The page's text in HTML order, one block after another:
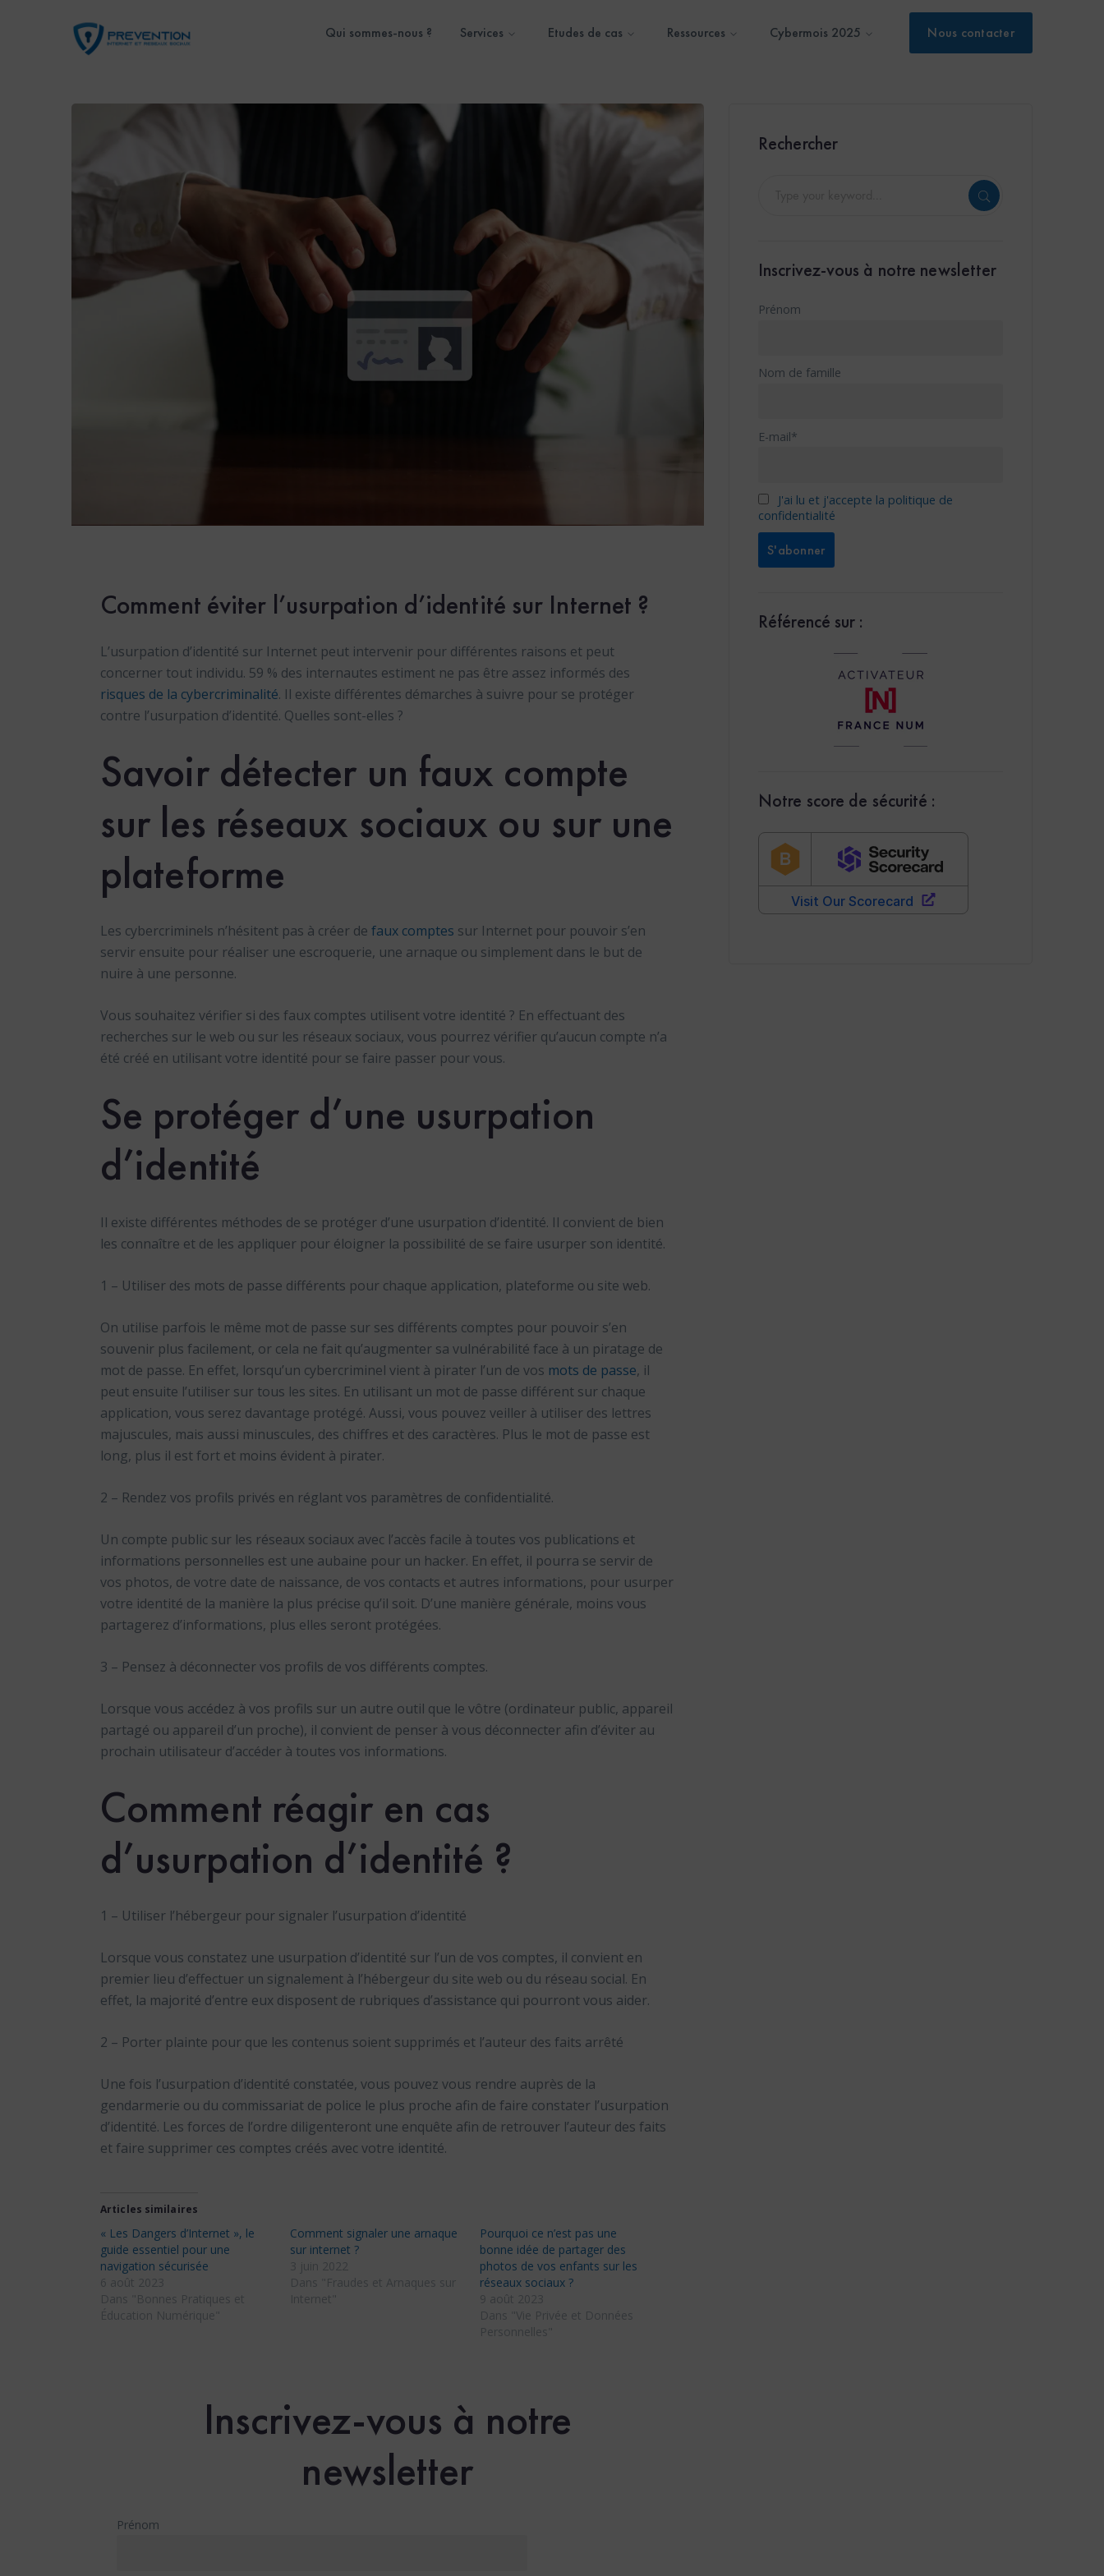
Nous contacter
Qui sommes-nous ? Services Etudes de cas Ressources Cybermois 2025
Comment éviter l’usurpation d’identité sur Internet ?
L’usurpation d’identité sur Internet peut intervenir pour différentes raisons et peut
concerner tout individu. 59 % des internautes estiment ne pas être assez informés des
risques de la cybercriminalité. Il existe différentes démarches à suivre pour se protéger
contre l’usurpation d’identité. Quelles sont-elles ?
Savoir détecter un faux compte
sur les réseaux sociaux ou sur une
plateforme
Les cybercriminels n’hésitent pas à créer de faux comptes sur Internet pour pouvoir s’en
servir ensuite pour réaliser une escroquerie, une arnaque ou simplement dans le but de
nuire à une personne.
Vous souhaitez vérifier si des faux comptes utilisent votre identité ? En effectuant des
recherches sur le web ou sur les réseaux sociaux, vous pourrez vérifier qu’aucun compte n’a
été créé en utilisant votre identité pour se faire passer pour vous.
Se protéger d’une usurpation
d’identité
Il existe différentes méthodes de se protéger d’une usurpation d’identité. Il convient de bien
les connaître et de les appliquer pour éloigner la possibilité de se faire usurper son identité.
1 – Utiliser des mots de passe différents pour chaque application, plateforme ou site web.
On utilise parfois le même mot de passe sur ses différents comptes pour pouvoir s’en
souvenir plus facilement, or cela ne fait qu’augmenter sa vulnérabilité face à un piratage de
mot de passe. En effet, lorsqu’un cybercriminel vient à pirater l’un de vos mots de passe, il
peut ensuite l’utiliser sur tous les sites. En utilisant un mot de passe différent sur chaque
application, vous serez davantage protégé. Aussi, vous pouvez veiller à utiliser des lettres
majuscules, mais aussi minuscules, des chiffres et des caractères. Plus le mot de passe est
long, plus il est fort et moins évident à pirater.
2 – Rendez vos profils privés en réglant vos paramètres de confidentialité.
Un compte public sur les réseaux sociaux avec l’accès facile à toutes vos publications et
informations personnelles est une aubaine pour un hacker. En effet, il pourra se servir de
vos photos, de votre date de naissance, de vos contacts et autres informations, pour usurper
votre identité de la manière la plus précise qu’il soit. D’une manière générale, moins vous
partagerez d’informations, plus elles seront protégées.
3 – Pensez à déconnecter vos profils de vos différents comptes.
Lorsque vous accédez à vos profils sur un autre outil que le vôtre (ordinateur public, appareil
partagé ou appareil d’un proche), il convient de penser à vous déconnecter afin d’éviter au
prochain utilisateur d’accéder à toutes vos informations.
Comment réagir en cas
d’usurpation d’identité ?
1 – Utiliser l’hébergeur pour signaler l’usurpation d’identité
Lorsque vous constatez une usurpation d’identité sur l’un de vos comptes, il convient en
premier lieu d’effectuer un signalement à l’hébergeur du site web ou du réseau social. En
effet, la majorité d’entre eux disposent de rubriques d’assistance qui pourront vous aider.
2 – Porter plainte pour que les contenus soient supprimés et l’auteur des faits arrêté
Une fois l’usurpation d’identité constatée, vous pouvez vous rendre auprès de la
gendarmerie ou du commissariat de police le plus proche afin de faire constater l’usurpation
d’identité. Les forces de l’ordre diligenteront une enquête afin de retrouver l’auteur des faits
et faire supprimer ces comptes créés avec votre identité.
Articles similaires
« Les Dangers d’Internet », le
guide essentiel pour une
navigation sécurisée
6 août 2023
Dans "Bonnes Pratiques et
Éducation Numérique"
Comment signaler une arnaque
sur internet ?
3 juin 2022
Dans "Fraudes et Arnaques sur
Internet"
Pourquoi ce n’est pas une
bonne idée de partager des
photos de vos enfants sur les
réseaux sociaux ?
9 août 2023
Dans "Vie Privée et Données
Personnelles"
Inscrivez-vous à notre
newsletter
Prénom
Rechercher
Inscrivez-vous à notre newsletter
Prénom
Nom de famille
E-mail*
J'ai lu et j'accepte la politique de
confidentialité
Référencé sur :
Notre score de sécurité :